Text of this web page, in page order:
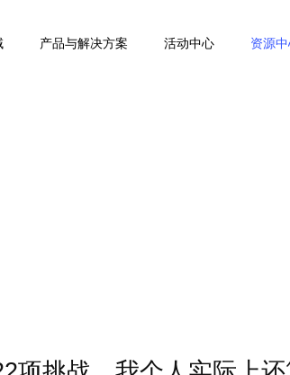
资源
活动中心
产品与解决方案